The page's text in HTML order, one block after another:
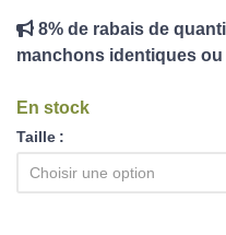
8% de rabais de
manchons identiques
En stock
Taille